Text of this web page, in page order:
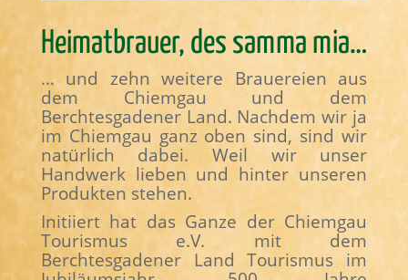
Heimatbrauer, des samma mia…
… und zehn weitere Brauereien aus
dem Chiemgau und dem
Berchtesgadener Land. Nachdem wir ja
im Chiemgau ganz oben sind, sind wir
natürlich dabei. Weil wir unser
Handwerk lieben und hinter unseren
Produkten stehen.
Initiiert hat das Ganze der Chiemgau
Tourismus e.V. mit dem
Berchtesgadener Land Tourismus im